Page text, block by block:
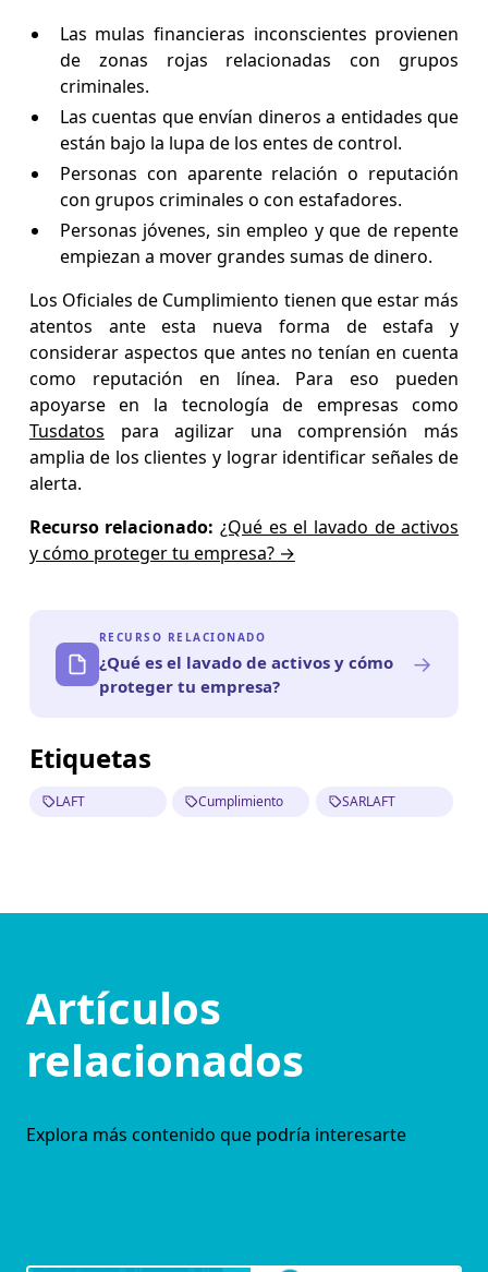
Las mulas financieras inconscientes provienen
de zonas rojas relacionadas con grupos
criminales.
Las cuentas que envían dineros a entidades que
están bajo la lupa de los entes de control.
Personas con aparente relación o reputación
con grupos criminales o con estafadores.
Personas jóvenes, sin empleo y que de repente
empiezan a mover grandes sumas de dinero.
Los Oficiales de Cumplimiento tienen que estar más
atentos ante esta nueva forma de estafa y
considerar aspectos que antes no tenían en cuenta
como reputación en línea. Para eso pueden
apoyarse en la tecnología de empresas como
Tusdatos para agilizar una comprensión más
amplia de los clientes y lograr identificar señales de
alerta.
Recurso relacionado: ¿Qué es el lavado de activos
y cómo proteger tu empresa? →
RECURSO RELACIONADO
¿Qué es el lavado de activos y cómo
proteger tu empresa?
→
Etiquetas
LAFT Cumplimiento SARLAFT
Artículos
relacionados
Explora más contenido que podría interesarte